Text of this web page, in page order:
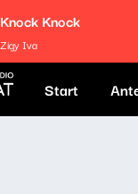
Knock Knock
Zigy Iva
Start